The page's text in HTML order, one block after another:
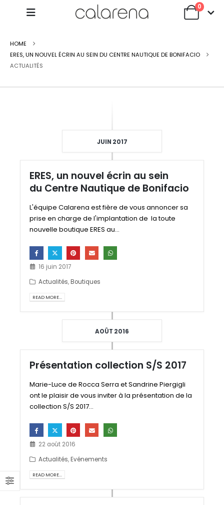
0
HOME
ERES, UN NOUVEL ÉCRIN AU SEIN DU CENTRE NAUTIQUE DE BONIFACIO
ACTUALITÉS
JUIN 2017
ERES, un nouvel écrin au sein
du Centre Nautique de Bonifacio
L'équipe Calarena est fière de vous annoncer sa
prise en charge de l'implantation de la toute
nouvelle boutique ERES au...
16 juin 2017
Actualités,Boutiques
READ MORE...
AOÛT 2016
Présentation collection S/S 2017
Marie-Luce de Rocca Serra et Sandrine Piergigli
ont le plaisir de vous inviter à la présentation de la
collection S/S 2017...
22 août 2016
Actualités,Evénements
READ MORE...